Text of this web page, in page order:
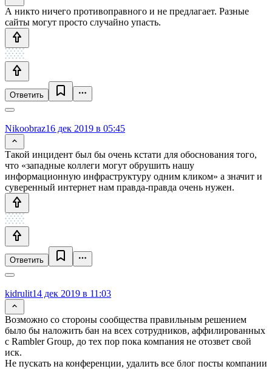
А никто ничего противоправного и не предлагает. Разные
сайты могут просто случайно упасть.
Ответить
Nikoobraz16 дек 2019 в 05:45
Такой инцидент был бы очень кстати для обоснования того,
что «западные коллеги могут обрушить нашу
информационную инфраструктуру одним кликом» а значит и
суверенный интернет нам правда-правда очень нужен.
Ответить
kidrulit14 дек 2019 в 11:03
Возможно со стороны сообщества правильным решением
было бы наложить бан на всех сотрудников, аффилированных
с Rambler Group, до тех пор пока компания не отозвет свой
иск.
Не пускать на конференции, удалить все блог посты компании